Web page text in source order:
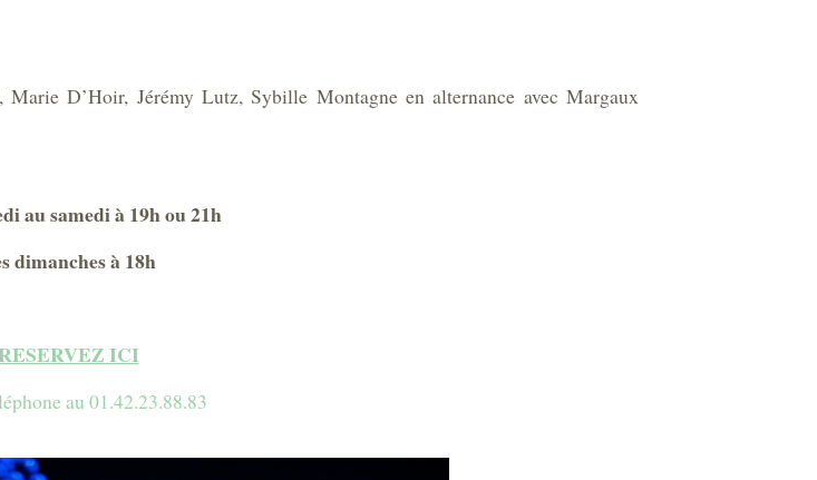
D’Hoir, Jérémy Lutz, Sybille Montagne en alternance avec Margaux
au samedi à 19h ou 21h
dimanches à 18h
ICI
au 01.42.23.88.83